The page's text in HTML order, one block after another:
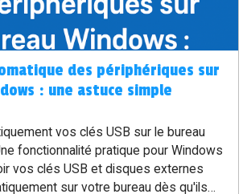
des périphériques sur
: une astuce simple
vos clés USB sur le bureau
vos clés USB et disques externes
sur votre bureau dès qu'ils